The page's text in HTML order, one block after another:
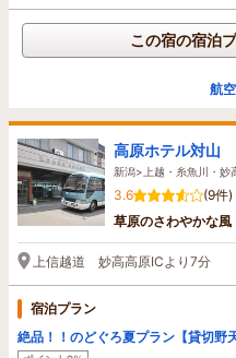
この宿の宿泊
航
高原ホテル対山
新潟>上越・糸魚川・妙
3.6
(9件)
草原のさわやかな風
上信越道 妙高高原ICより7分
宿泊プラン
絶品！！のどぐろ夏プラン【貸切野